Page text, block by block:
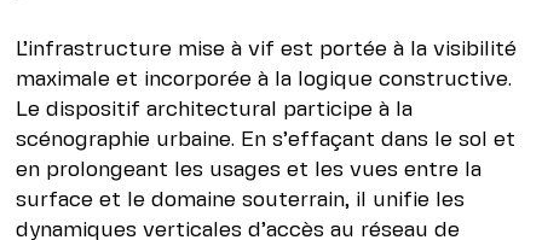
L’infrastructure mise à vif est portée à la visibilité
maximale et incorporée à la logique constructive.
Le dispositif architectural participe à la
scénographie urbaine. En s’effaçant dans le sol et
en prolongeant les usages et les vues entre la
surface et le domaine souterrain, il unifie les
dynamiques verticales d’accès au réseau de